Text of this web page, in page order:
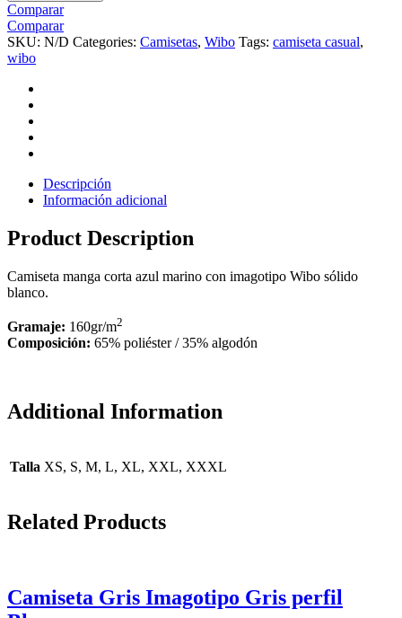
Comparar
Comparar
SKU: N/D Categories: Camisetas, Wibo Tags: camiseta casual,
wibo
Descripción
Información adicional
Product Description
Camiseta manga corta azul marino con imagotipo Wibo sólido
blanco.
Gramaje: 160gr/m2
Composición: 65% poliéster / 35% algodón
Additional Information
Talla XS, S, M, L, XL, XXL, XXXL
Related Products
Camiseta Gris Imagotipo Gris perfil